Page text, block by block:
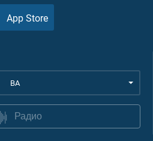
App Store
BA
Радио